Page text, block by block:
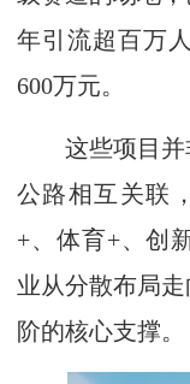
年引流超百万
600万元。
这些项目并
公路相互关联
+、体育+、创
业从分散布局
阶的核心支撑。